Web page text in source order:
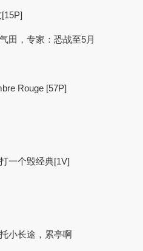
田，专家：恐战至5月
Rouge [57P]
一个毁经典[1V]
小长途，累亭啊